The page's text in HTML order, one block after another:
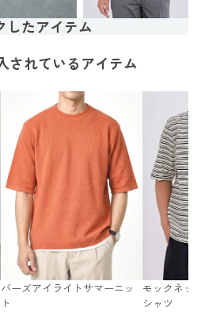
したアイテム
されているアイテム
バーズアイライトサマーニッ
ト
モックネッ
シャツ